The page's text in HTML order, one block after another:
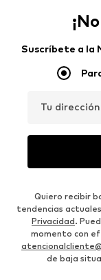
Suscríbete a la
Tu
Quiero recibir
tendencias
Privacidad.
momento con
de baja